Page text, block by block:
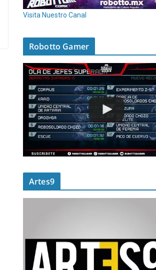
Visita Nuestro Canal
Robotto Gamer
Artes9